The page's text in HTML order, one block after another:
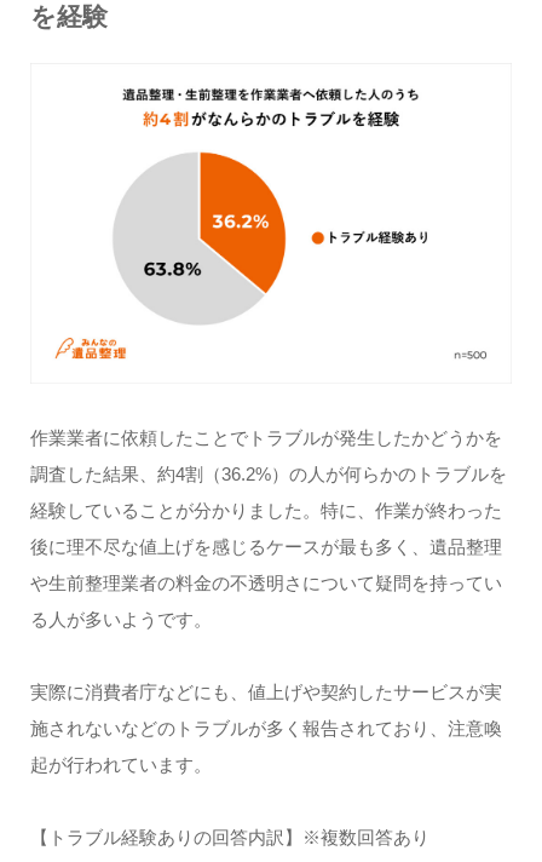
を経験
作業業者に依頼したことでトラブルが発生したかどうかを
調査した結果、約4割（36.2%）の人が何らかのトラブルを
経験していることが分かりました。特に、作業が終わった
後に理不尽な値上げを感じるケースが最も多く、遺品整理
や生前整理業者の料金の不透明さについて疑問を持ってい
る人が多いようです。
実際に消費者庁などにも、値上げや契約したサービスが実
施されないなどのトラブルが多く報告されており、注意喚
起が行われています。
【トラブル経験ありの回答内訳】※複数回答あり